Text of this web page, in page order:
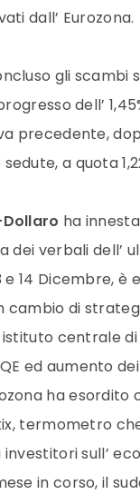
dall’ Eurozona.
gli scambi
dell’
precedente,
a quota
ha
dei verbali dell’
e 14 Dicembre, è
cambio di
istituto centrale
ed aumento
ha esordito
termometro
sull’
in corso, il